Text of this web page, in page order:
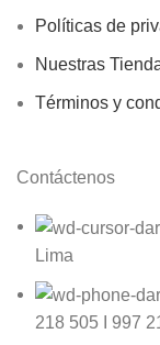
Políticas de
Nuestras
Términos y
Contáctenos
Lima
218 505 I 997